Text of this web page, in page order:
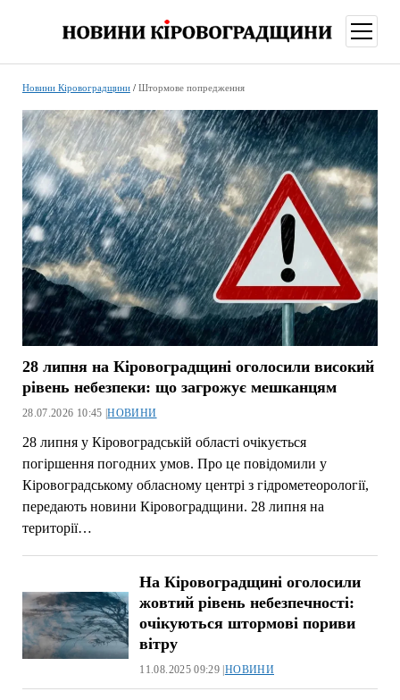
меню
Новини Кіровоградщини/ Штормове попредження
28 липня на Кіровоградщині оголосили високий
рівень небезпеки: що загрожує мешканцям
28.07.2026 10:45 |НОВИНИ
28 липня у Кіровоградській області очікується
погіршення погодних умов. Про це повідомили у
Кіровоградському обласному центрі з гідрометеорології,
передають новини Кіровоградщини. 28 липня на
території…
На Кіровоградщині оголосили
жовтий рівень небезпечності:
очікуються штормові пориви
вітру
11.08.2025 09:29 | НОВИНИ